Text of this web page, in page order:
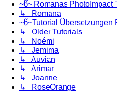
~წ~ Romanas PhotoImpact
↳ Romana
~წ~Tutorial Übersetzungen
↳ Older Tutorials
↳ Noémi
↳ Jemima
↳ Auvian
↳ Arimar
↳ Joanne
↳ RoseOrange